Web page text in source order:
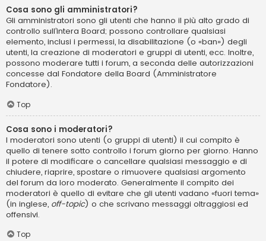
Cosa sono gli amministratori?
Gli amministratori sono gli utenti che hanno il più alto grado di
controllo sull’intera Board; possono controllare qualsiasi
elemento, inclusi i permessi, la disabilitazione (o «ban») degli
utenti, la creazione di moderatori e gruppi di utenti, ecc. Inoltre,
possono moderare tutti i forum, a seconda delle autorizzazioni
concesse dal Fondatore della Board (Amministratore
Fondatore).
Top
Cosa sono i moderatori?
I moderatori sono utenti (o gruppi di utenti) il cui compito è
quello di tenere sotto controllo i forum giorno per giorno. Hanno
il potere di modificare o cancellare qualsiasi messaggio e di
chiudere, riaprire, spostare o rimuovere qualsiasi argomento
del forum da loro moderato. Generalmente il compito dei
moderatori è quello di evitare che gli utenti vadano «fuori tema»
(in inglese, off-topic) o che scrivano messaggi oltraggiosi ed
offensivi.
Top